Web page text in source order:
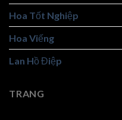
Hoa Tốt Nghiệp
Hoa Viếng
Lan Hồ Điệp
TRANG